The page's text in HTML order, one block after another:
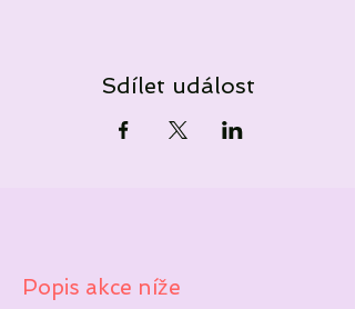
Sdílet událost
Popis akce níže